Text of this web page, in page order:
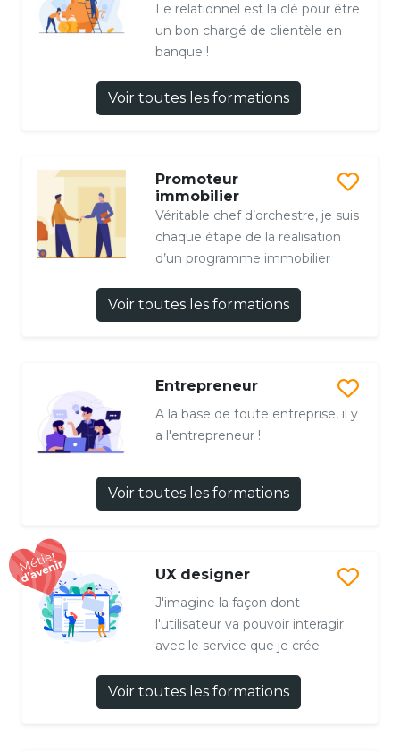
Le relationnel est la clé pour être
un bon chargé de clientèle en
banque !
Voir toutes les formations
Promoteur
immobilier
Véritable chef d’orchestre, je suis
chaque étape de la réalisation
d’un programme immobilier
Voir toutes les formations
Entrepreneur
A la base de toute entreprise, il y
a l'entrepreneur !
Voir toutes les formations
UX designer
J'imagine la façon dont
l'utilisateur va pouvoir interagir
avec le service que je crée
Voir toutes les formations